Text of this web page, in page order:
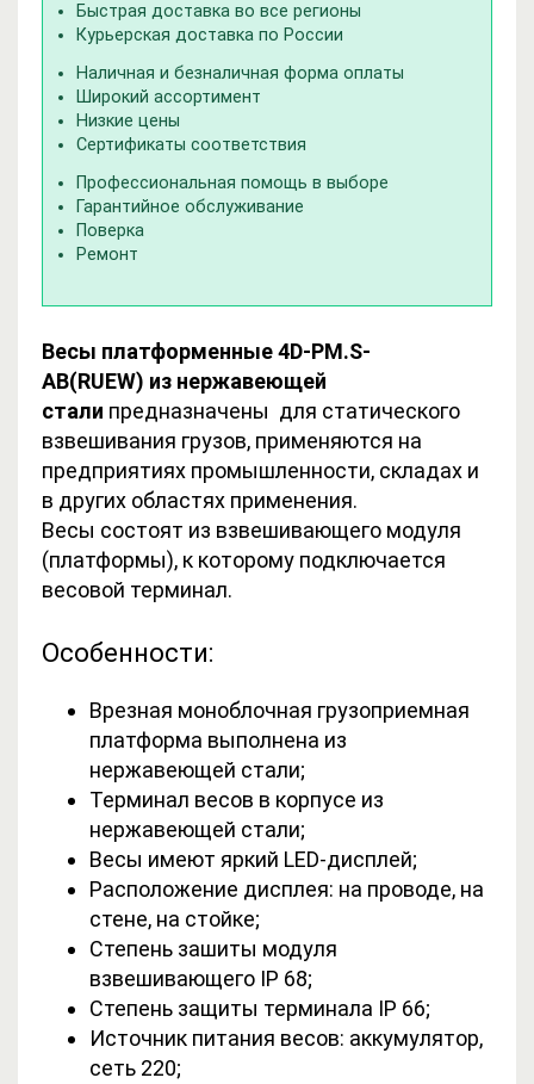
Быстрая доставка во все регионы
Курьерская доставка по России
Наличная и безналичная форма оплаты
Широкий ассортимент
Низкие цены
Сертификаты соответствия
Профессиональная помощь в выборе
Гарантийное обслуживание
Поверка
Ремонт
Весы платформенные 4D-PM.S-
AB(RUEW) из нержавеющей
стали предназначены для статического
взвешивания грузов, применяются на
предприятиях промышленности, складах и
в других областях применения.
Весы состоят из взвешивающего модуля
(платформы), к которому подключается
весовой терминал.
Особенности:
Врезная моноблочная грузоприемная
платформа выполнена из
нержавеющей стали;
Терминал весов в корпусе из
нержавеющей стали;
Весы имеют яркий LЕD-дисплей;
Расположение дисплея: на проводе, на
стене, на стойке;
Степень зашиты модуля
взвешивающего IP 68;
Степень защиты терминала IP 66;
Источник питания весов: аккумулятор,
сеть 220;